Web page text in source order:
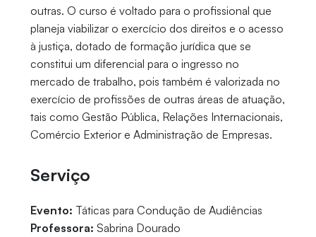
outras. O curso é voltado para o profissional que
planeja viabilizar o exercício dos direitos e o acesso
à justiça, dotado de formação jurídica que se
constitui um diferencial para o ingresso no
mercado de trabalho, pois também é valorizada no
exercício de profissões de outras áreas de atuação,
tais como Gestão Pública, Relações Internacionais,
Comércio Exterior e Administração de Empresas.
Serviço
Evento: Táticas para Condução de Audiências
Professora: Sabrina Dourado